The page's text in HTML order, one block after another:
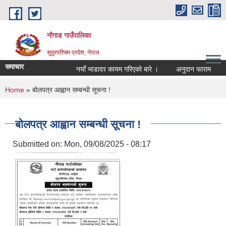
Skip to main content
नौगाड गाउँपालिका
सुदुरपश्चिम प्रदेश, नेपाल
समाचार नयाँ भाडादर कायम गरिएको बारे । अनुदान फाराम
You are here
Home » बोलपत्र आह्वान सम्बन्धी सूचना !
बोलपत्र आह्वान सम्बन्धी सूचना !
Submitted on: Mon, 09/08/2025 - 08:17